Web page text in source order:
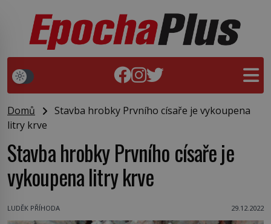
Domů
Stavba hrobky Prvního císaře je vykoupena
litry krve
Stavba hrobky Prvního císaře je
vykoupena litry krve
LUDĚK PŘÍHODA 29.12.2022